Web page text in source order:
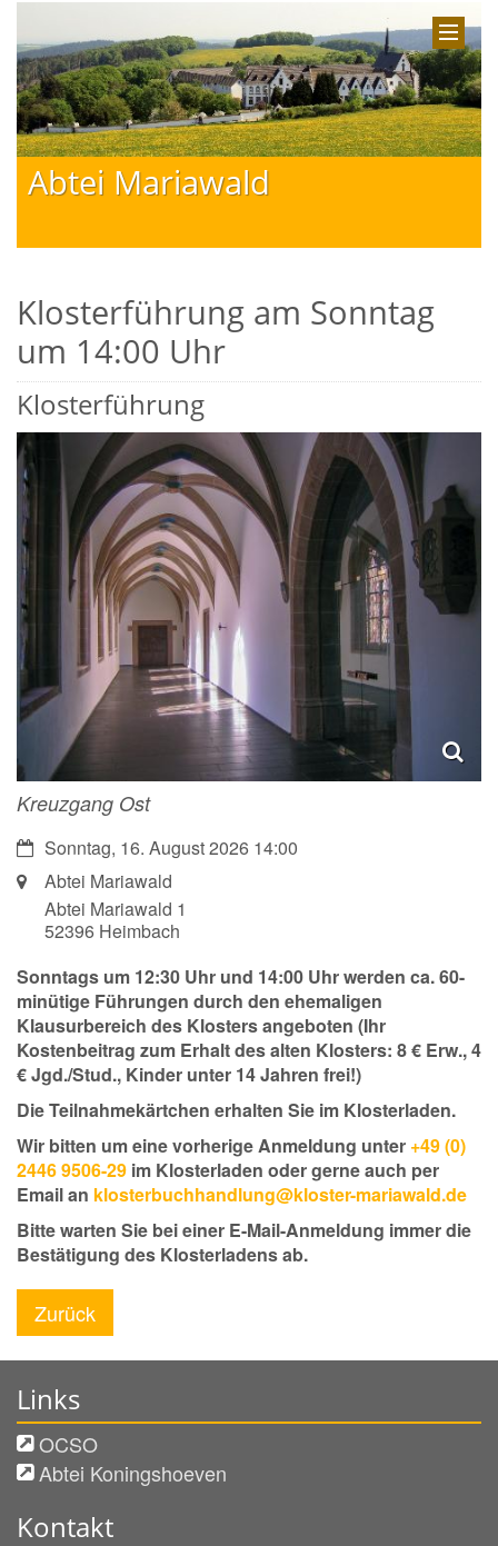
Abtei Mariawald
Klosterführung am Sonntag
um 14:00 Uhr
Klosterführung
Kreuzgang Ost
Datum:Sonntag, 16. August 2026 14:00
Ort: Abtei Mariawald
Abtei Mariawald 1
52396 Heimbach
Sonntags um 12:30 Uhr und 14:00 Uhr werden ca. 60-
minütige Führungen durch den ehemaligen
Klausurbereich des Klosters angeboten (Ihr
Kostenbeitrag zum Erhalt des alten Klosters: 8 € Erw., 4
€ Jgd./Stud., Kinder unter 14 Jahren frei!)
Die Teilnahmekärtchen erhalten Sie im Klosterladen.
Wir bitten um eine vorherige Anmeldung unter +49 (0)
2446 9506-29 im Klosterladen oder gerne auch per
Email an klosterbuchhandlung@kloster-mariawald.de
Bitte warten Sie bei einer E-Mail-Anmeldung immer die
Bestätigung des Klosterladens ab.
Zurück
Links
OCSO
Abtei Koningshoeven
Kontakt